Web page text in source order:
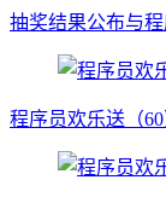
抽奖结果公布与
程序员欢乐送（